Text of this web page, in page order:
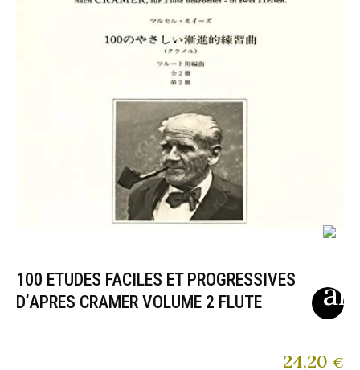
100 ETUDES FACILES ET PROGRESSIVES
D’APRES CRAMER VOLUME 2 FLUTE
24,20 €